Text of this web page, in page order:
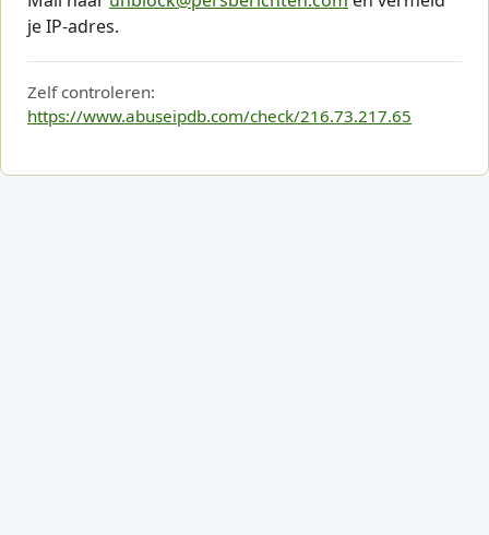
je IP-adres.
Zelf controleren:
https://www.abuseipdb.com/check/216.73.217.65